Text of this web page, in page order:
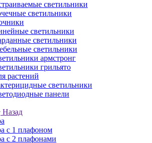
светильники
светильники
светильники
светильники
светильники
армстронг
грильято
растений
светильники
панели
Назад
с 1 плафоном
с 2 плафонами